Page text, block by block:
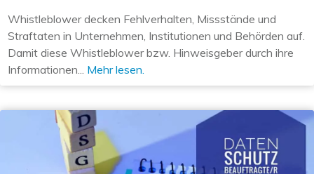
Whistleblower decken Fehlverhalten, Missstände und
Straftaten in Unternehmen, Institutionen und Behörden auf.
Damit diese Whistleblower bzw. Hinweisgeber durch ihre
Informationen... Mehr lesen.